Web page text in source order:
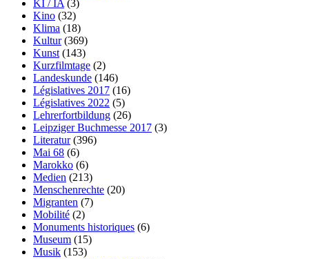
KI / IA(3)
Kino (32)
Klima (18)
Kultur(369)
Kunst(143)
Kurzfilmtage (2)
Landeskunde (146)
Législatives 2017 (16)
Législatives 2022 (5)
Lehrerfortbildung (26)
Leipziger Buchmesse 2017 (3)
Literatur(396)
Mai 68 (6)
Marokko (6)
Medien (213)
Menschenrechte (20)
Migranten (7)
Mobilité (2)
Monuments historiques (6)
Museum (15)
Musik (153)